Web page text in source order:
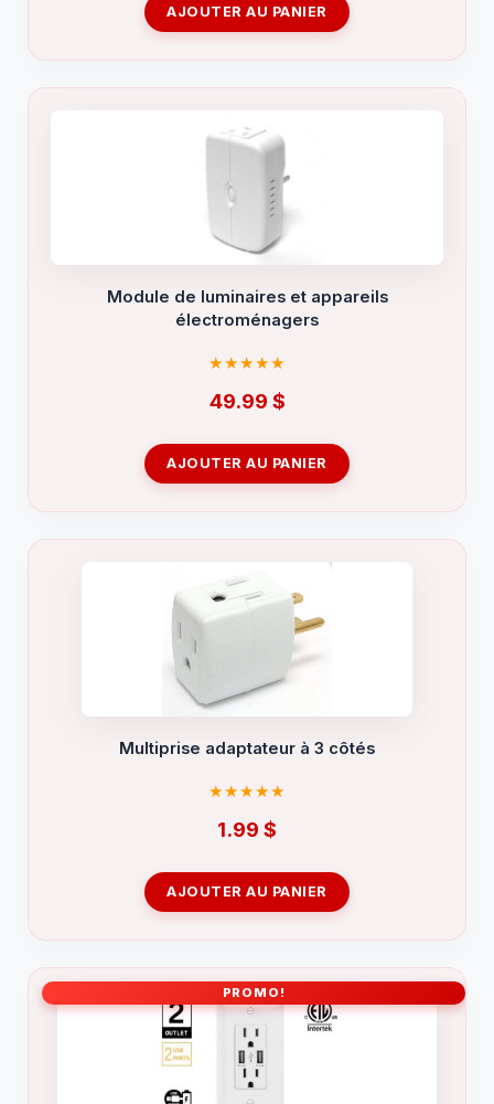
AJOUTER AU PANIER
Module de luminaires et appareils
électroménagers
49.99 $
AJOUTER AU PANIER
Multiprise adaptateur à 3 côtés
1.99 $
AJOUTER AU PANIER
PROMO!